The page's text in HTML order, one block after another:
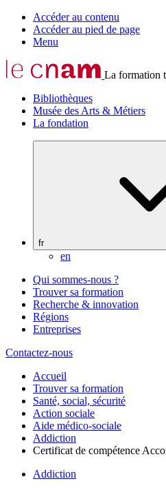
Accéder au contenu
Accéder au pied de page
Menu
La formation
Bibliothèques
Musée des Arts & Métiers
La fondation
fr
en
Qui sommes-nous ?
Trouver sa formation
Recherche & innovation
Régions
Entreprises
Contactez-nous
Accueil
Trouver sa formation
Santé, social, sécurité
Action sociale
Aide médico-sociale
Addiction
Certificat de compétence
Addiction